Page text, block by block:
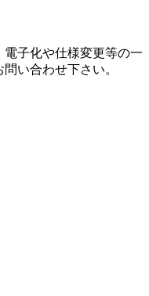
子化や仕様変更等の一
い合わせ下さい。